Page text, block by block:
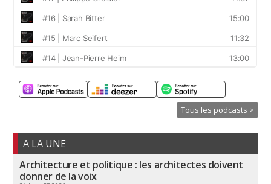
Tous les podcasts >
A LA UNE
Architecture et politique : les architectes doivent
donner de la voix